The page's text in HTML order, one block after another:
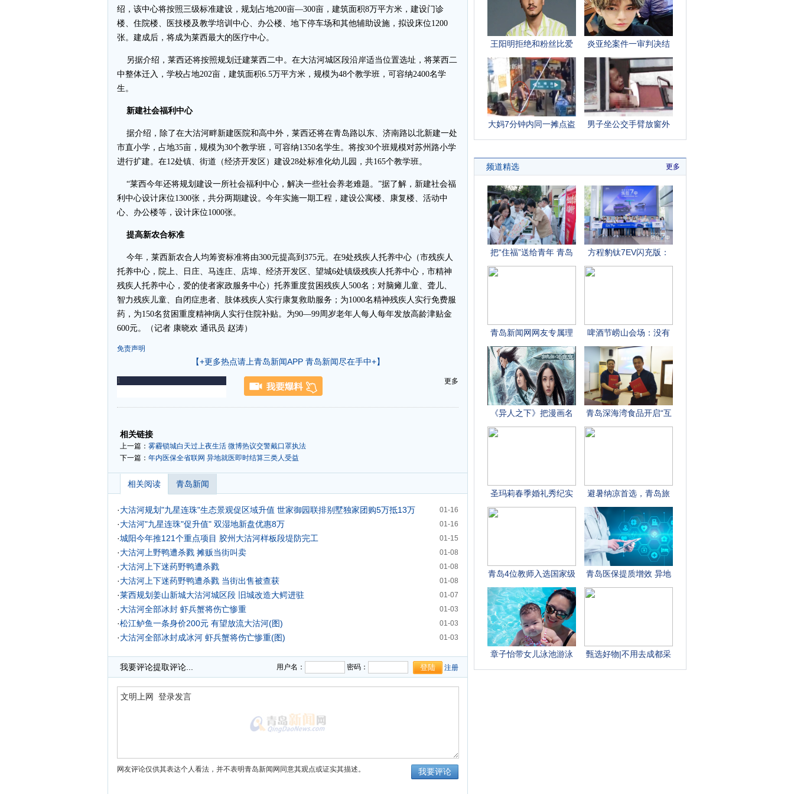
绍，该中心将按照三级标准建设，规划占地200亩—300亩，建筑面积8万平方米，建设门诊
楼、住院楼、医技楼及教学培训中心、办公楼、地下停车场和其他辅助设施，拟设床位1200
张。建成后，将成为莱西最大的医疗中心。
另据介绍，莱西还将按照规划迁建莱西二中。在大沽河城区段沿岸适当位置选址，将莱西二
中整体迁入，学校占地202亩，建筑面积6.5万平方米，规模为48个教学班，可容纳2400名学
生。
新建社会福利中心
据介绍，除了在大沽河畔新建医院和高中外，莱西还将在青岛路以东、济南路以北新建一处
市直小学，占地35亩，规模为30个教学班，可容纳1350名学生。将按30个班规模对苏州路小学
进行扩建。在12处镇、街道（经济开发区）建设28处标准化幼儿园，共165个教学班。
“莱西今年还将规划建设一所社会福利中心，解决一些社会养老难题。”据了解，新建社会福
利中心设计床位1300张，共分两期建设。今年实施一期工程，建设公寓楼、康复楼、活动中
心、办公楼等，设计床位1000张。
提高新农合标准
今年，莱西新农合人均筹资标准将由300元提高到375元。在9处残疾人托养中心（市残疾人
托养中心，院上、日庄、马连庄、店埠、经济开发区、望城6处镇级残疾人托养中心，市精神
残疾人托养中心，爱的使者家政服务中心）托养重度贫困残疾人500名；对脑瘫儿童、聋儿、
智力残疾儿童、自闭症患者、肢体残疾人实行康复救助服务；为1000名精神残疾人实行免费服
药，为150名贫困重度精神病人实行住院补贴。为90—99周岁老年人每人每年发放高龄津贴金
600元。（记者 康晓欢 通讯员 赵涛）
免责声明
【+更多热点请上青岛新闻APP 青岛新闻尽在手中+】
更多
-
相关链接
上一篇： 雾霾锁城白天过上夜生活 微博热议交警戴口罩执法
下一篇： 年内医保全省联网 异地就医即时结算三类人受益
相关阅读 青岛新闻
01-16
·大沽河规划"九星连珠"生态景观促区域升值 世家御园联排别墅独家团购5万抵13万
01-16
·大沽河"九星连珠"促升值" 双湿地新盘优惠8万
01-15
·城阳今年推121个重点项目 胶州大沽河样板段堤防完工
01-08
·大沽河上野鸭遭杀戮 摊贩当街叫卖
01-08
·大沽河上下迷药野鸭遭杀戮
01-08
·大沽河上下迷药野鸭遭杀戮 当街出售被查获
01-07
·莱西规划姜山新城大沽河城区段 旧城改造大鳄进驻
01-03
·大沽河全部冰封 虾兵蟹将伤亡惨重
01-03
·松江鲈鱼一条身价200元 有望放流大沽河(图)
01-03
·大沽河全部冰封成冰河 虾兵蟹将伤亡惨重(图)
我要评论提取评论... 用户名： 密码： 注册
网友评论仅供其表达个人看法，并不表明青岛新闻网同意其观点或证实其描述。